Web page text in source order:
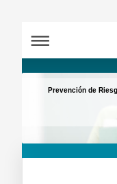
Prevención de